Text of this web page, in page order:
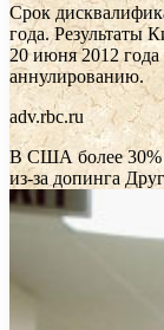
Срок
года. Результаты
20 июня 2012
аннулированию.
adv.rbc.ru
В США более 30%
из-за допинга